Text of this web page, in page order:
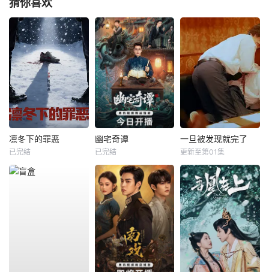
凛冬下的罪恶
已完结
幽宅奇谭
已完结
一旦被发现就完了
更新至第01集